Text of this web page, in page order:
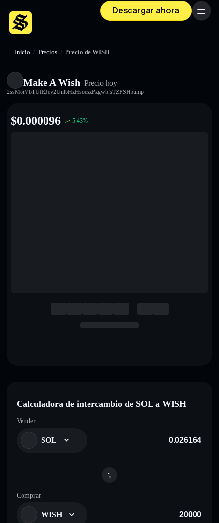
Descargar ahora Menú
Inicio / Precios / Precio de WISH
Make A Wish Precio hoy
2ssMotVbTUfRJev2UnibHzHsoeszPzgwbfsTZPSHpump
$0.000096 5.43%
Calculadora de intercambio de SOL a WISH
Vender
SOL
Comprar
WISH